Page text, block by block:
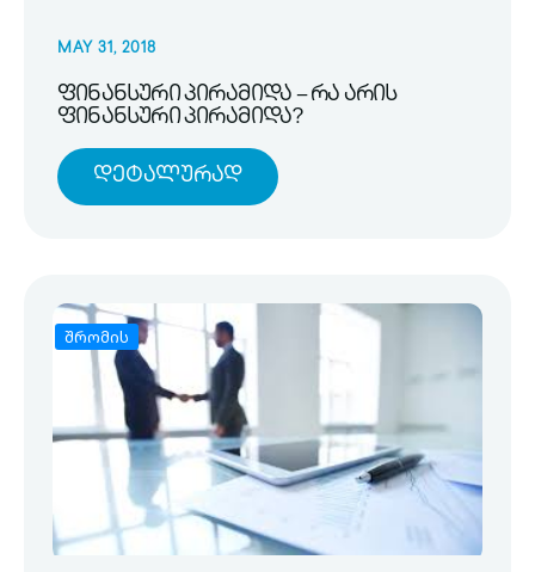
MAY 31, 2018
ფინანსური პირამიდა – რა არის
ფინანსური პირამიდა?
Დეტალურად
შრომის